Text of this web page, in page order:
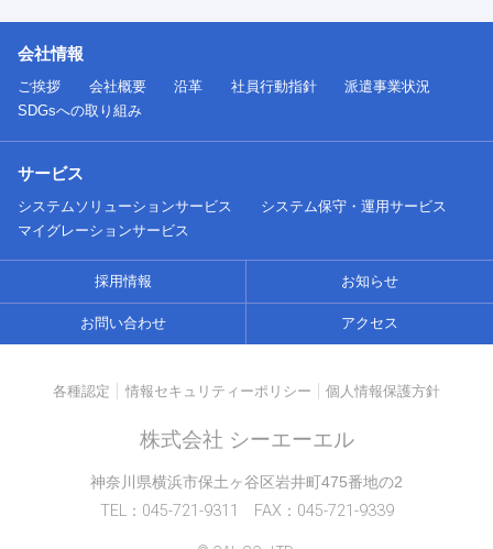
会社情報
ご挨拶 会社概要 沿革 社員行動指針
派遣事業状況
SDGsへの取り組み
サービス
システムソリューションサービス
システム保守・運用サービス
マイグレーションサービス
採用情報 お知らせ
お問い合わせ アクセス
各種認定 情報セキュリティーポリシー 個人情報保護方針
株式会社 シーエーエル
神奈川県横浜市保土ヶ谷区岩井町475番地の2
TEL：045-721-9311 FAX：045-721-9339